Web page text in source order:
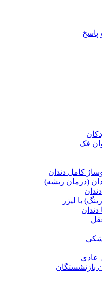
پاسخ
فک
کامل دندان
(درمان ریشه)
با لیزر
عادی
بازنشستگان